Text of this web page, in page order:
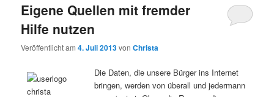
Eigene Quellen mit fremder
Hilfe nutzen
Veröffentlicht am4. Juli 2013vonChrista
Die Daten, die unsere Bürger ins Internet
bringen, werden von überall und jedermann